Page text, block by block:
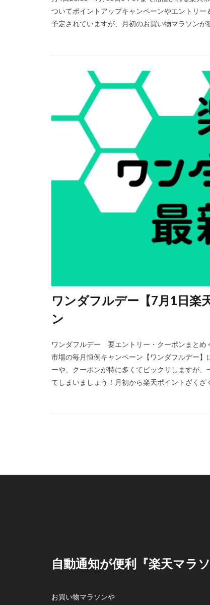
ついてポイントアップキャンペーンやエントリ
予定されていますが、月初のお買い物マラソンが
ワンダフルデー【7月1日
ン
ワンダフルデー 要エントリー・クーポンまとめ
市場の毎月恒例キャンペーン【ワンダフルデー
ーや、クーポンが特に多くてビックリしますが
てしまいましょう！月初から楽天ポイントざく
自動通知が便利『楽天マラ
お買い物マラソンや